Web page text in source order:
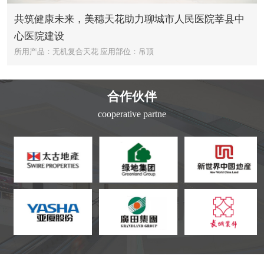
共筑健康未来，美穗天花助力聊城市人民医院莘县中
心医院建设
所用产品：无机复合天花 应用部位：吊顶
合作伙伴
cooperative partne